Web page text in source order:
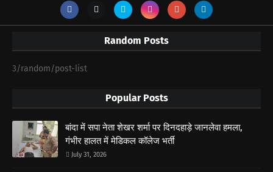
Random Posts
3/random/post-list
Popular Posts
बांदा में सपा नेता शेखर शर्मा पर दिनदहाड़े जानलेवा हमला,
गंभीर हालत में मेडिकल कॉलेज भर्ती
July 31, 2026